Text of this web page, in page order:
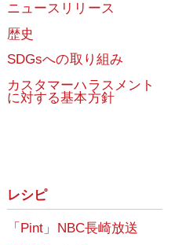
ニュースリリース
歴史
SDGsへの取り組み
カスタマーハラスメント
に対する基本方針
レシピ
「Pint」NBC長崎放送